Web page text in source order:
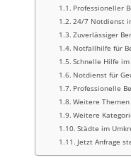
Professioneller
24/7 Notdienst
Zuverlässiger
Notfallhilfe für
Schnelle Hilfe
Notdienst für
Professionelle
Weitere
Weitere
Städte im
Jetzt Anfrage